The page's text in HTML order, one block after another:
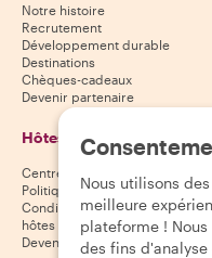
Notre histoire
Recrutement
Développement durable
Destinations
Chèques-cadeaux
Devenir partenaire
Hôtes
Centre d'aide aux hôtes
Politique d'annulation des hôtes
Conditions générales pour les
hôtes
Devenir hôte
Nous utilisons
meilleure
plateforme !
des fins